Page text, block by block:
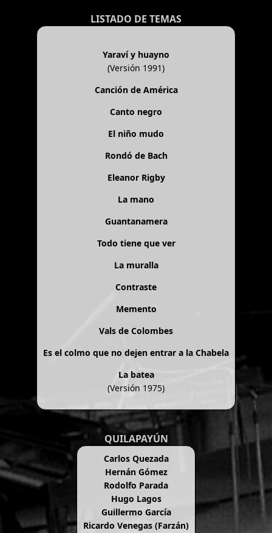
LISTADO DE TEMAS
Yaraví y huayno
(Versión 1991)
Canción de América
Canto negro
El niño mudo
Rondó de Bach
Eleanor Rigby
La mano
Guantanamera
Todo tiene que ver
La muralla
Contraste
Memento
Vals de Colombes
Es el colmo que no dejen entrar a la Chabela
La batea
(Versión 1975)
QUILAPAYÚN
Carlos Quezada
Hernán Gómez
Rodolfo Parada
Hugo Lagos
Guillermo García
Ricardo Venegas (Farzán)